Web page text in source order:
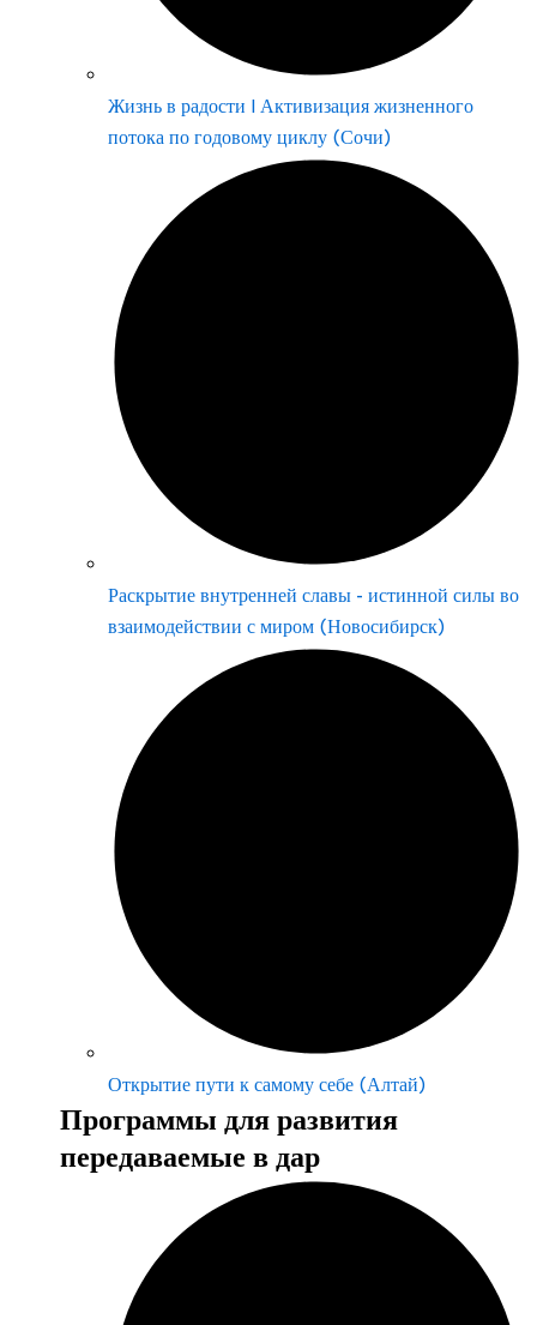
Жизнь в радости | Активизация жизненного
потока по годовому циклу (Сочи)
Раскрытие внутренней славы - истинной силы во
взаимодействии с миром (Новосибирск)
Открытие пути к самому себе (Алтай)
Программы для развития
передаваемые в дар